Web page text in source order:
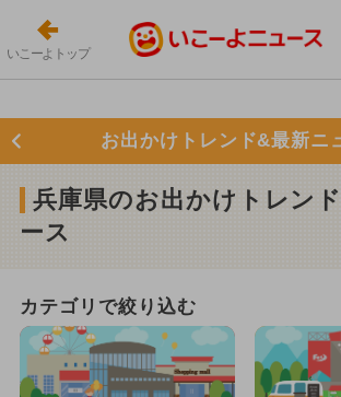
いこーよトップ
お出かけトレンド&最新ニ
兵庫県のお出かけトレン
ース
カテゴリで絞り込む